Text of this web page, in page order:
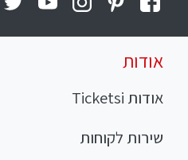
אודות
אודות Ticketsi
שירות לקוחות